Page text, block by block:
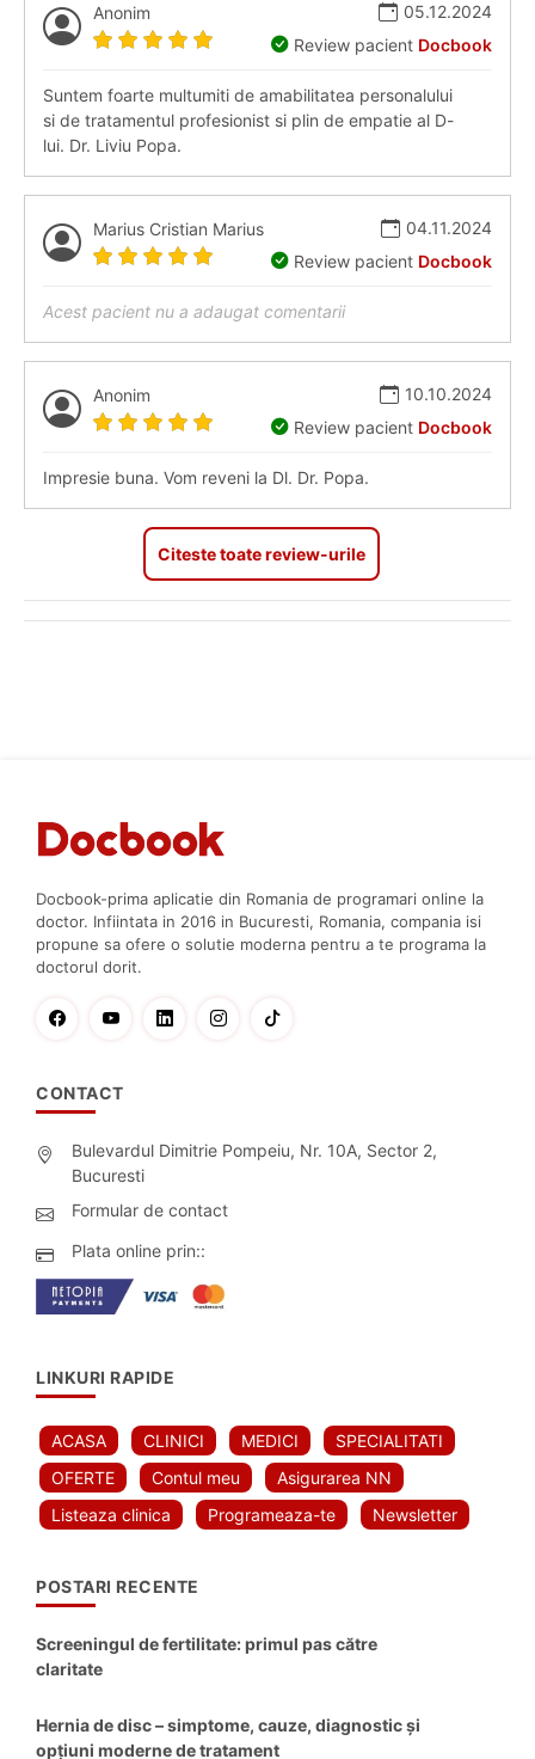
Anonim
05.12.2024
Review pacient Docbook
Suntem foarte multumiti de amabilitatea personalului
si de tratamentul profesionist si plin de empatie al D-
lui. Dr. Liviu Popa.
Marius Cristian Marius
04.11.2024
Review pacient Docbook
Acest pacient nu a adaugat comentarii
Anonim
10.10.2024
Review pacient Docbook
Impresie buna. Vom reveni la Dl. Dr. Popa.
Citeste toate review-urile
Docbook-prima aplicatie din Romania de programari online la
doctor. Infiintata in 2016 in Bucuresti, Romania, compania isi
propune sa ofere o solutie moderna pentru a te programa la
doctorul dorit.
CONTACT
Bulevardul Dimitrie Pompeiu, Nr. 10A, Sector 2,
Bucuresti
Formular de contact
Plata online prin::
LINKURI RAPIDE
ACASA CLINICI MEDICI
SPECIALITATI
OFERTE
Contul meu
Asigurarea NN
Listeaza clinica
Programeaza-te Newsletter
POSTARI RECENTE
Screeningul de fertilitate: primul pas către
claritate
Hernia de disc – simptome, cauze, diagnostic și
opțiuni moderne de tratament